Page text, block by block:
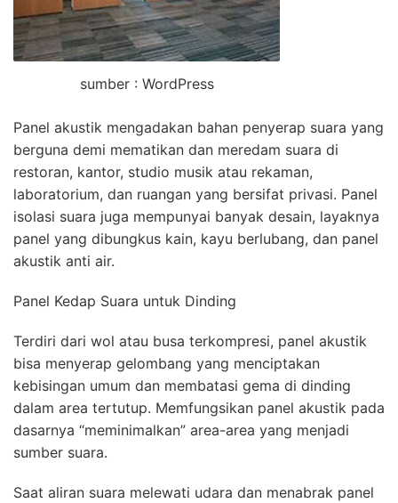
sumber : WordPress
Panel akustik mengadakan bahan penyerap suara yang
berguna demi mematikan dan meredam suara di
restoran, kantor, studio musik atau rekaman,
laboratorium, dan ruangan yang bersifat privasi. Panel
isolasi suara juga mempunyai banyak desain, layaknya
panel yang dibungkus kain, kayu berlubang, dan panel
akustik anti air.
Panel Kedap Suara untuk Dinding
Terdiri dari wol atau busa terkompresi, panel akustik
bisa menyerap gelombang yang menciptakan
kebisingan umum dan membatasi gema di dinding
dalam area tertutup. Memfungsikan panel akustik pada
dasarnya “meminimalkan” area-area yang menjadi
sumber suara.
Saat aliran suara melewati udara dan menabrak panel